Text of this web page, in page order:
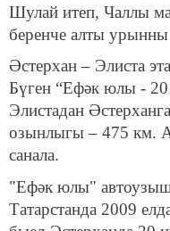
Шулай итеп, Чаллы
беренче алты
Әстерхан – Элиста
Бүген “Ефәк юлы -
Элистадан
озынлыгы – 475 км.
санала.
"Ефәк юлы"
Татарстанда 2009